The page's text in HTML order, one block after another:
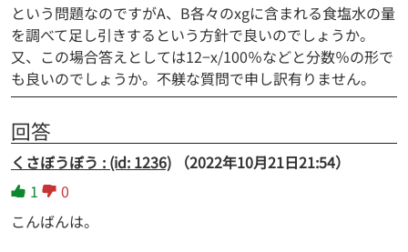
という問題なのですがA、B各々のxgに含まれる食塩水の量
を調べて足し引きするという方針で良いのでしょうか。
又、この場合答えとしては12−x/100％などと分数％の形で
も良いのでしょうか。不躾な質問で申し訳有りません。
回答
くさぼうぼう : (id: 1236)
（2022年10月21日21:54）
1
0
こんばんは。